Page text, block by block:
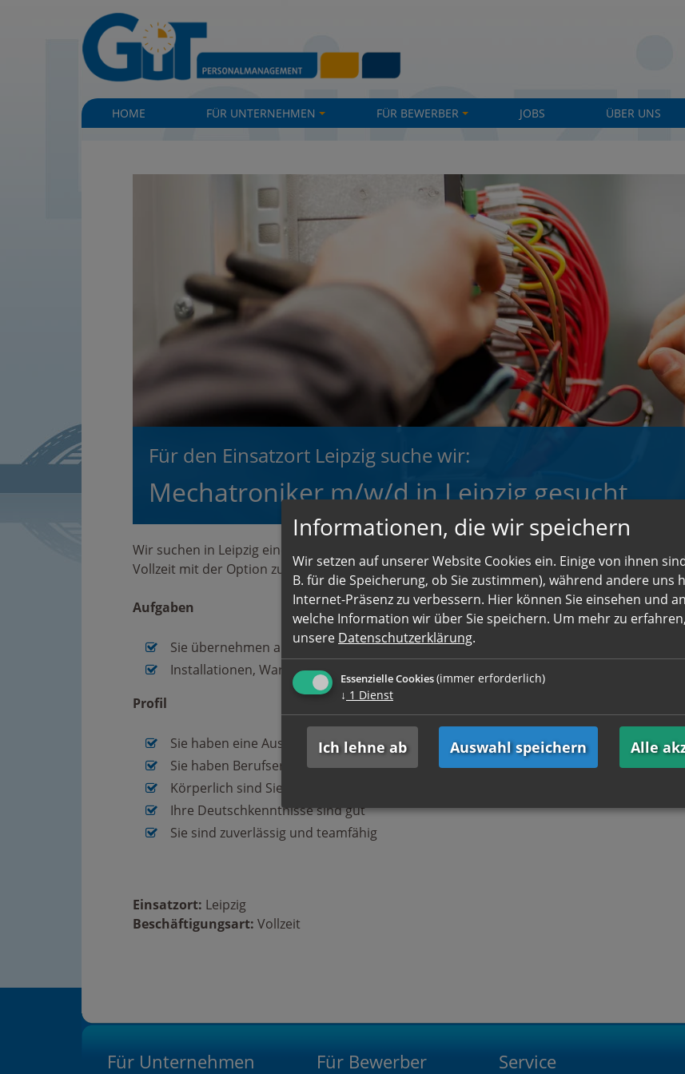
HOME
+
FÜR UNTERNEHMEN
+
FÜR BEWERBER JOBS ÜBER UNS
Für den Einsatzort Leipzig suche wir:
Mechatroniker m/w/d in Leipzig gesucht
Wir suchen in Leipzig einen Mechatroniker m/w/d zum sofortigen Einsatz. Die Stelle ist in
Vollzeit mit der Option zur Übernahme zu besetzen.
Aufgaben
Sie übernehmen alle anfallenden Arbeiten
Installationen, Wartungen und Reparaturen übernehmen Sie
Profil
Sie haben eine Ausbildung zum Mechatroniker m/w/d oder Elektriker
Sie haben Berufserfahrung
Körperlich sind Sie belastbar
Ihre Deutschkenntnisse sind gut
Sie sind zuverlässig und teamfähig
Einsatzort: Leipzig
Beschäftigungsart: Vollzeit
Für Unternehmen Für Bewerber Service
Informationen, die wir speichern
Wir setzen auf unserer Website Cookies ein. Einige von ihnen
B. für die Speicherung, ob Sie zustimmen), während andere uns
Internet-Präsenz zu verbessern. Hier können Sie einsehen und
welche Information wir über Sie speichern. Um mehr zu
unsere Datenschutzerklärung.
Essenzielle Cookies(immer erforderlich)
↓ 1 Dienst
Ich lehne ab Auswahl speichern Alle